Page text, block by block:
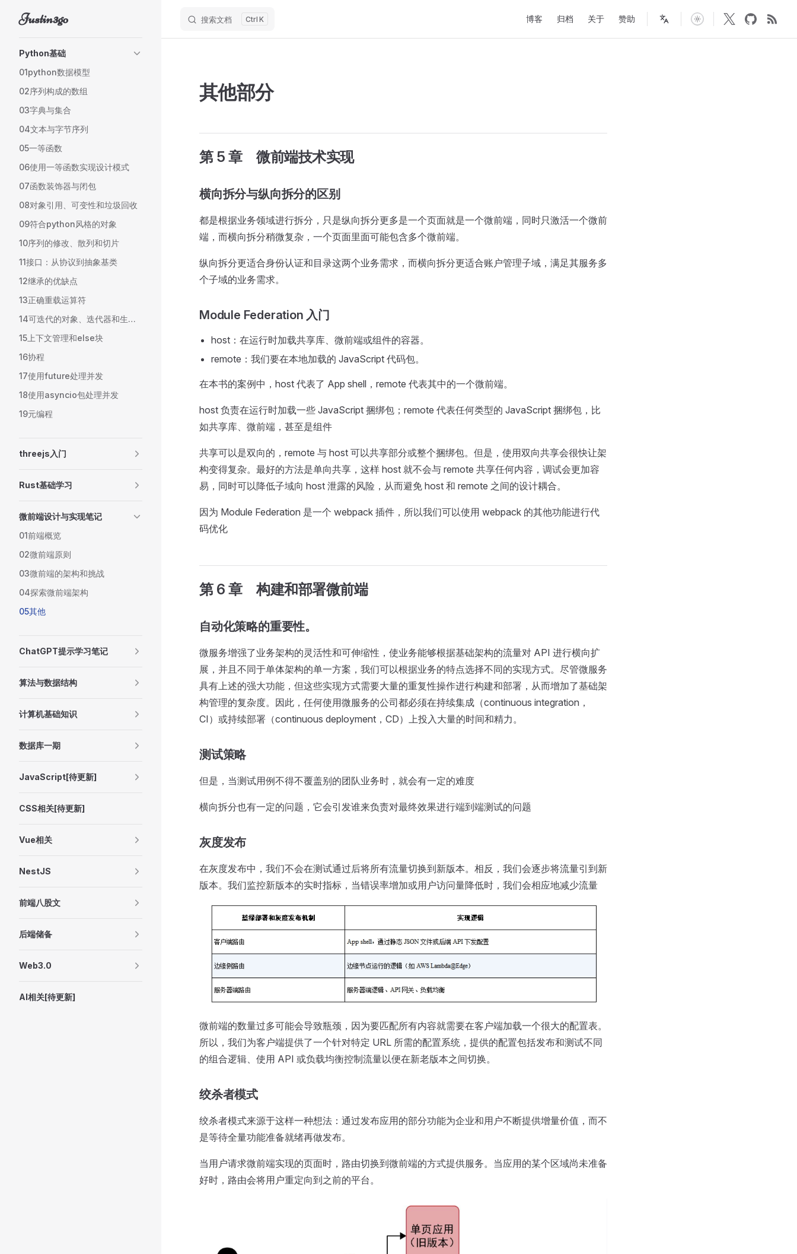
Skip to content
Justin3go 搜索文档 K 博客 归档 关于 赞助
Python基础
01python数据模型
02序列构成的数组
03字典与集合
04文本与字节序列
05一等函数
06使用一等函数实现设计模式
07函数装饰器与闭包
08对象引用、可变性和垃圾回收
09符合python风格的对象
10序列的修改、散列和切片
11接口：从协议到抽象基类
12继承的优缺点
13正确重载运算符
14可迭代的对象、迭代器和生成器
15上下文管理和else块
16协程
17使用future处理并发
18使用asyncio包处理并发
19元编程
threejs入门
Rust基础学习
微前端设计与实现笔记
01前端概览
02微前端原则
03微前端的架构和挑战
04探索微前端架构
05其他
ChatGPT提示学习笔记
算法与数据结构
计算机基础知识
数据库一期
JavaScript[待更新]
CSS相关[待更新]
Vue相关
NestJS
前端八股文
后端储备
Web3.0
AI相关[待更新]
其他部分
第 5 章 微前端技术实现
横向拆分与纵向拆分的区别
都是根据业务领域进行拆分，只是纵向拆分更多是一个页面就是一个微前端，同时只激活一个微前
端，而横向拆分稍微复杂，一个页面里面可能包含多个微前端。
纵向拆分更适合身份认证和目录这两个业务需求，而横向拆分更适合账户管理子域，满足其服务多
个子域的业务需求。
Module Federation 入门
host：在运行时加载共享库、微前端或组件的容器。
remote：我们要在本地加载的 JavaScript 代码包。
在本书的案例中，host 代表了 App shell，remote 代表其中的一个微前端。
host 负责在运行时加载一些 JavaScript 捆绑包；remote 代表任何类型的 JavaScript 捆绑包，比
如共享库、微前端，甚至是组件
共享可以是双向的，remote 与 host 可以共享部分或整个捆绑包。但是，使用双向共享会很快让架
构变得复杂。最好的方法是单向共享，这样 host 就不会与 remote 共享任何内容，调试会更加容
易，同时可以降低子域向 host 泄露的风险，从而避免 host 和 remote 之间的设计耦合。
因为 Module Federation 是一个 webpack 插件，所以我们可以使用 webpack 的其他功能进行代
码优化
第 6 章 构建和部署微前端
自动化策略的重要性。
微服务增强了业务架构的灵活性和可伸缩性，使业务能够根据基础架构的流量对 API 进行横向扩
展，并且不同于单体架构的单一方案，我们可以根据业务的特点选择不同的实现方式。尽管微服务
具有上述的强大功能，但这些实现方式需要大量的重复性操作进行构建和部署，从而增加了基础架
构管理的复杂度。因此，任何使用微服务的公司都必须在持续集成（continuous integration，
CI）或持续部署（continuous deployment，CD）上投入大量的时间和精力。
测试策略
但是，当测试用例不得不覆盖别的团队业务时，就会有一定的难度
横向拆分也有一定的问题，它会引发谁来负责对最终效果进行端到端测试的问题
灰度发布
在灰度发布中，我们不会在测试通过后将所有流量切换到新版本。相反，我们会逐步将流量引到新
版本。我们监控新版本的实时指标，当错误率增加或用户访问量降低时，我们会相应地减少流量
微前端的数量过多可能会导致瓶颈，因为要匹配所有内容就需要在客户端加载一个很大的配置表。
所以，我们为客户端提供了一个针对特定 URL 所需的配置系统，提供的配置包括发布和测试不同
的组合逻辑、使用 API 或负载均衡控制流量以便在新老版本之间切换。
绞杀者模式
绞杀者模式来源于这样一种想法：通过发布应用的部分功能为企业和用户不断提供增量价值，而不
是等待全量功能准备就绪再做发布。
当用户请求微前端实现的页面时，路由切换到微前端的方式提供服务。当应用的某个区域尚未准备
好时，路由会将用户重定向到之前的平台。